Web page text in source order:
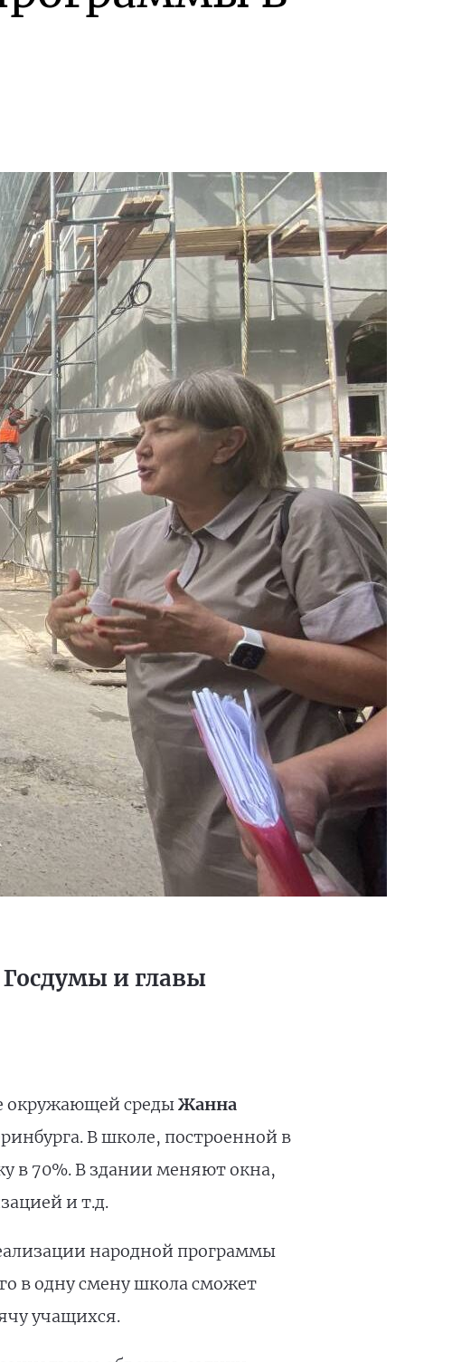
и главы
окружающей средыЖанна
В школе, построенной в
в 70%. В здании меняют окна,
и т.д.
народной программы
в одну смену школа сможет
учащихся.